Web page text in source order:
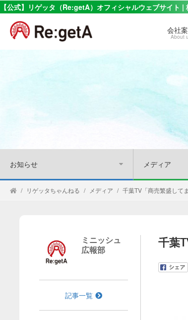
【公式】リゲッタ（Re:getA）オフィシャルウェブサイト |
会社
About
お知らせ メディア
リゲッタちゃんねる メディア 千葉TV「商売繁盛して
ミニッシュ
広報部
記事一覧
千葉